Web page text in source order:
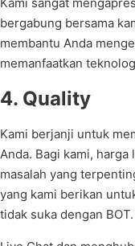
Kami sangat
bergabung bersama
membantu Anda
memanfaatkan
4. Quality
Kami berjanji untuk
Anda. Bagi kami,
masalah yang
yang kami berikan
tidak suka dengan BOT.